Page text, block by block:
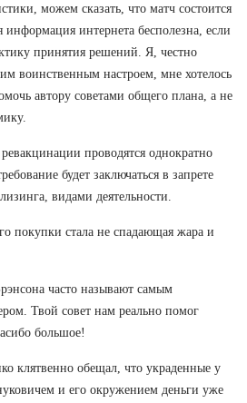
можем сказать, что матч состоится
информация интернета бесполезна, если
принятия решений. Я, честно
воинственным настроем, мне хотелось
автору советами общего плана, а не
проводятся однократно
будет заключаться в запрете
видами деятельности.
покупки стала не спадающая жара и
часто называют самым
Твой совет нам реально помог
большое!
клятвенно обещал, что украденные у
и его окружением деньги уже